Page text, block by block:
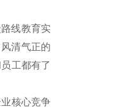
线教育实
清气正的
工都有了
核心竞争